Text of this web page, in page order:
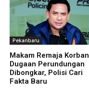
Pekanbaru
Makam Remaja Korban
Dugaan Perundungan
Dibongkar, Polisi Cari
Fakta Baru